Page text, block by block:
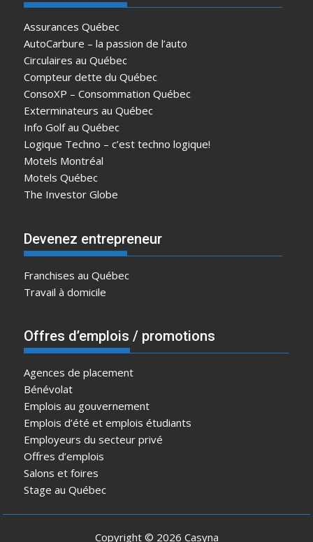
Assurances Québec
AutoCarbure – la passion de l’auto
Circulaires au Québec
Compteur dette du Québec
ConsoXP – Consommation Québec
Exterminateurs au Québec
Info Golf au Québec
Logique Techno – c’est techno logique!
Motels Montréal
Motels Québec
The Investor Globe
Devenez entrepreneur
Franchises au Québec
Travail à domicile
Offres d’emplois / promotions
Agences de placement
Bénévolat
Emplois au gouvernement
Emplois d’été et emplois étudiants
Employeurs du secteur privé
Offres d’emplois
Salons et foires
Stage au Québec
Copyright © 2026 Casyna